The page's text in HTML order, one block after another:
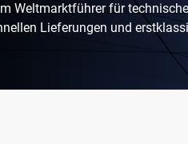
Weltmarktführer für
Lieferungen und